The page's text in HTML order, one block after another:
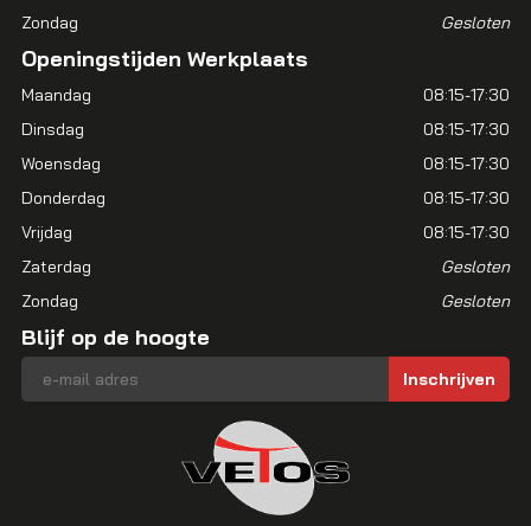
Zondag
Gesloten
Openingstijden Werkplaats
Maandag
08:15-17:30
Dinsdag
08:15-17:30
Woensdag
08:15-17:30
Donderdag
08:15-17:30
Vrijdag
08:15-17:30
Zaterdag
Gesloten
Zondag
Gesloten
Blijf op de hoogte
E-mailadres